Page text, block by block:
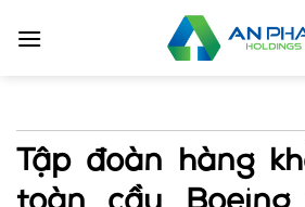
qua
Tập đoàn hàng